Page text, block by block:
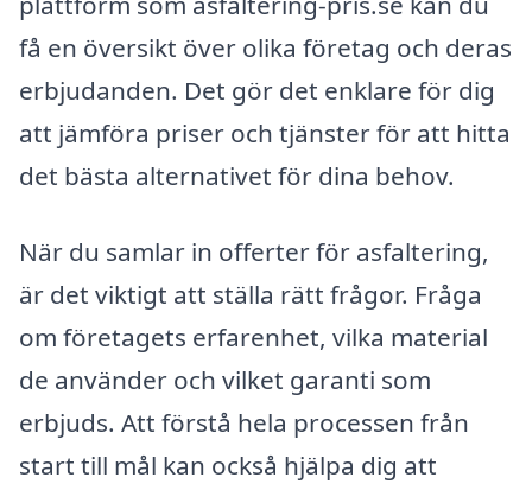
få en översikt över olika företag och deras
erbjudanden. Det gör det enklare för dig
att jämföra priser och tjänster för att hitta
det bästa alternativet för dina behov.
När du samlar in offerter för asfaltering,
är det viktigt att ställa rätt frågor. Fråga
om företagets erfarenhet, vilka material
de använder och vilket garanti som
erbjuds. Att förstå hela processen från
start till mål kan också hjälpa dig att